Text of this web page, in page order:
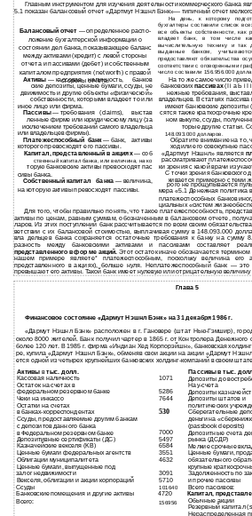
Балансовый отчет — определенное распо­
ложение бухгалтерской информации о
состоянии дел банка, показывающее баланс
между активами (кредит) с левой стороны
отчета и пассивами (дебет) и собственным
капиталом предприятия (net worth) с правой
стороны отчета.
Главным инструментом для изучения деятельности коммерческого банка
5.1 показан балансовый отчет «Дартмут Нэшнл Бэнк»— типичный отчет
На день, к которому
бухгалтеры составили список
все объекты собственности,
владеет банк, в том числе
вычислительную технику и так
выданные банком,
предоставляют обязательства
соответствии с оговоренными
число составили 156.956.000
Активы — кассовая наличность, банков­
На то же самое число
ские депозиты, ценные бумаги, ссуды, не­
банковскихпассивах(I i а Ь i I
движимость и другие объекты «физической»
нежные требования,
собственности, которыми владеет то или
владельцев. В статьях
иное лицо или фирма.
имеют банковские депозиты
Пассивы— требования (claims), выстав­ сятся также краткосрочные
ленные фирме или юридическому лицу (за
ном выкупе, ссуды,
исключением требований самого владельца
торые другие статьи.
или владельцев фирмы).
148.093.000 долларов.
Платежеспособный банк— банк, активы
Обратите внимание на то,
которого превосходят его пассивы.
ходили его совокупные
Капитал, представленный в акциях— соб­ «Дартмут Нэшнл» является
ственный капитал банка, или величина, на ко­
рассматривают
торую банковские активы превосходят пас­
ки зрения с какой врачи
сивы банка. С точки зрения банковского
кивается примерно с теми
Собственный капитал банка — величина, рого не прощупывается
на которую активы превосходят пассивы.
мера «5.1 Денежная политика
платежеспособных банков
циальных «систем
Для того, чтобы правильно понять, что такое платежеспособность,
активы по ценам, равным суммам, обозначенным в балансовом отчете,
ларов. Из этих поступлений банк рассчитывается по всем своим
ветствии с их балансовой стоимостью, выплачивая сумму в 148.093.000
вла­ дельцев банка сохраняется остаточные требования к банку на сумму
разность между банковскими активами и пассивами составляет
представленного в фор­ ме акций. Этот остаток иначе обозначается термином
нашем примере являете* платежеспособным, поскольку величина его
представленного в акциях), больше нуля. Неплатежеспособный банк — это
превышают его активы. Такой банк имеет нулевую или отрицательную величину
Глава 5
Финансовое состоянне «Дармут Нэшнл Бэнк» на 31 декабря 1986 г.
«Дармут Нэшнл Бэнк» расположен в г. Гановере (штат Нью-Гэмшир),
около 8000 жителей. Банк получил чартер в 1865 г. от Контролера
более 120 лет. В 1985 г. фирма «Индиан Хед Корпорэйшн», банковская
ре, купила «Дармут Нэшнл Бэнк», обменяв свои акции на акции «Дармут
ется одной из четырех крупнейших банковских холдинг-компаний в своем
Активы втыс. долл.
1071
Кассовая наличность
Остаток на счетах в
5286
федеральном резервном банке
Чеки на инкассо
7644
Остатки на счетах
530
в банках-корреспондентах
Ссуды, предоставляемые другим банкам
с депозитов данного банка
7000
в Федеральном резервном банке
Депозитивные сертификаты (ДС) 5497
Казначейские векселя (KB)
6584
Ценные бумаги федеральных агентств
3551
Облигации муниципалитета 4632
Ценные бумаги, выпущенные под
3091
залог недвижимости
Векселя, облигации и акции корпораций
5710
Ссуды
101640
Банковские помещения и другие активы
4720
Всего:
156956
Пассивы в тыс.
Депозиты до
Нау-счета
Депозиты
Депозиты штатов и
политических
Сберегательные
деньги на
(passbook deposits)
Депозитные счета
рынка (ДСДР)
Мелкие срочные
Ценные бумаги,
обязательного
крупные
Задолженность по
и прочие пассивы
Всего пассивов:
Капитал,
Обычные акции
Резервный капитал
Нераспределенная